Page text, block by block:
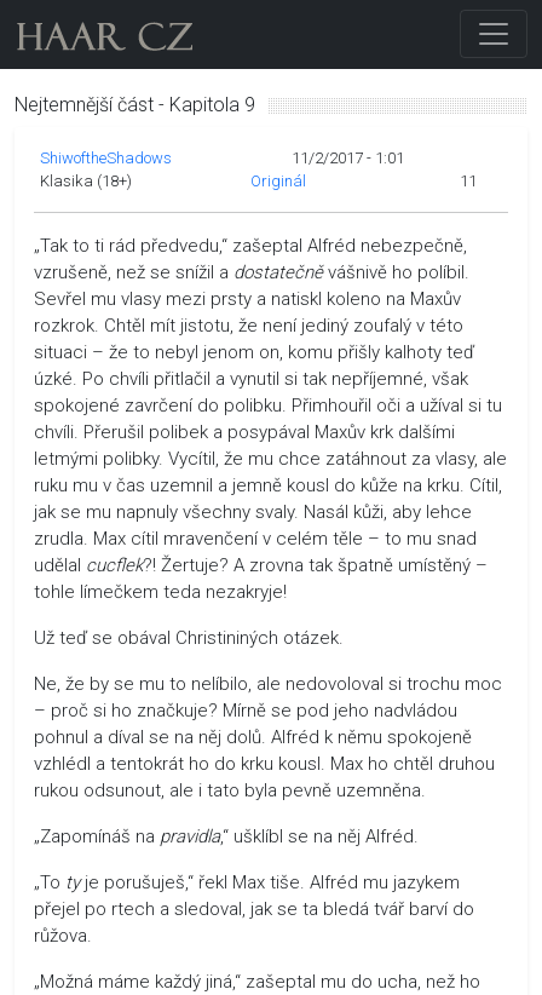
Nejtemnější část - Kapitola 9
ShiwoftheShadows
11/2/2017 - 1:01
Klasika (18+)
Originál 11
„Tak to ti rád předvedu,“ zašeptal Alfréd nebezpečně,
vzrušeně, než se snížil a dostatečněvášnivě ho políbil.
Sevřel mu vlasy mezi prsty a natiskl koleno na Maxův
rozkrok. Chtěl mít jistotu, že není jediný zoufalý v této
situaci – že to nebyl jenom on, komu přišly kalhoty teď
úzké. Po chvíli přitlačil a vynutil si tak nepříjemné, však
spokojené zavrčení do polibku. Přimhouřil oči a užíval si tu
chvíli. Přerušil polibek a posypával Maxův krk dalšími
letmými polibky. Vycítil, že mu chce zatáhnout za vlasy, ale
ruku mu v čas uzemnil a jemně kousl do kůže na krku. Cítil,
jak se mu napnuly všechny svaly. Nasál kůži, aby lehce
zrudla. Max cítil mravenčení v celém těle – to mu snad
udělal cucflek?! Žertuje? A zrovna tak špatně umístěný –
tohle límečkem teda nezakryje!
Už teď se obával Christininých otázek.
Ne, že by se mu to nelíbilo, ale nedovoloval si trochu moc
– proč si ho značkuje? Mírně se pod jeho nadvládou
pohnul a díval se na něj dolů. Alfréd k němu spokojeně
vzhlédl a tentokrát ho do krku kousl. Max ho chtěl druhou
rukou odsunout, ale i tato byla pevně uzemněna.
„Zapomínáš na pravidla,“ ušklíbl se na něj Alfréd.
„To tyje porušuješ,“ řekl Max tiše. Alfréd mu jazykem
přejel po rtech a sledoval, jak se ta bledá tvář barví do
růžova.
„Možná máme každý jiná,“ zašeptal mu do ucha, než ho